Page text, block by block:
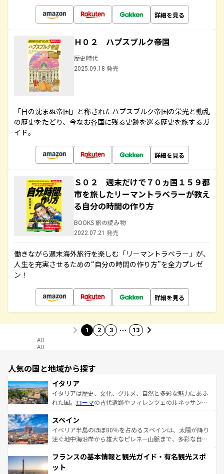
詳細を見る
Ｈ０２ ハプスブルク帝国
歴史時代
2025.09.18 発売
「日の沈まぬ帝国」と称されたハプスブルク帝国の栄光と動乱
の歴史をたどり、今なお各国に残る史跡を巡る歴史を旅するガ
イド。
詳細を見る
Ｓ０２ 週末だけで７０ヵ国１５９都
市を旅したリーマントラベラーが教え
る自分の時間の作り方
BOOKS 旅の読み物
2022.07.21 発売
働きながら週末海外旅行を楽しむ「リーマントラベラー」が、
人生を充実させるための“自分の時間の作り方”を全力プレゼ
ン！
詳細を見る
1 2 3 … 13
AD
AD
人気の国と地域から探す
イタリア
イタリアは歴史、文化、グルメ、自然と多彩な魅力にあふ
れた国。 ローマの古代遺跡やフィレンツェのルネッサンス
ろん、トスカーナの美しい田園風景やアマルフィ海岸の絶
景など、自然景観も見逃せない。観光の合間には、本場の
ピザやパスタなど、絶品のイタリア料理を堪能することも
ませてくれるイタリアで、忘れられない旅をしてみよう！
なお、新着のイタリア情報は
スペイン
イベリア半島のほぼ80％を占めるスペインは、太陽が降り
注ぐ地中海沿岸から雄大なピレネー山脈まで、多彩な自然
文化が根付くこの国では、情熱的なフラメンコ、熱気あふ
れる闘牛、そして美味しいタパスが生活の一部となってい
フランスの基本情報と観光ガイド・有名観光スポ
ット